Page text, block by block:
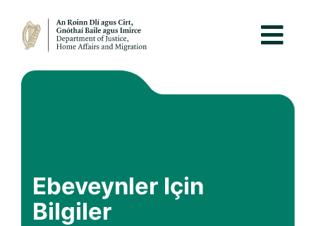
Ebeveynler Için
Bilgiler